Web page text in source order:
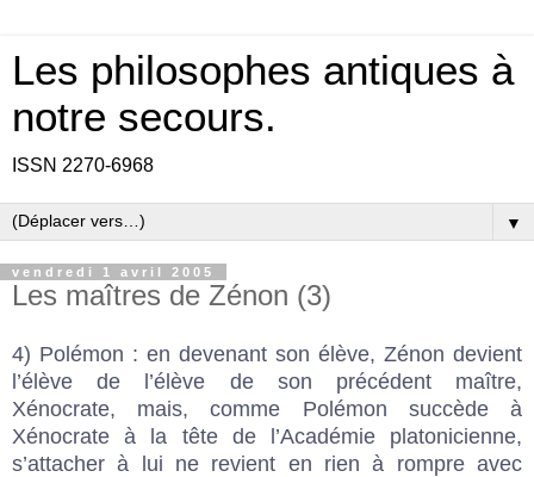
Les philosophes antiques à
notre secours.
ISSN 2270-6968
▼
vendredi 1 avril 2005
Les maîtres de Zénon (3)
4) Polémon : en devenant son élève, Zénon devient
l’élève de l’élève de son précédent maître,
Xénocrate, mais, comme Polémon succède à
Xénocrate à la tête de l’Académie platonicienne,
s’attacher à lui ne revient en rien à rompre avec